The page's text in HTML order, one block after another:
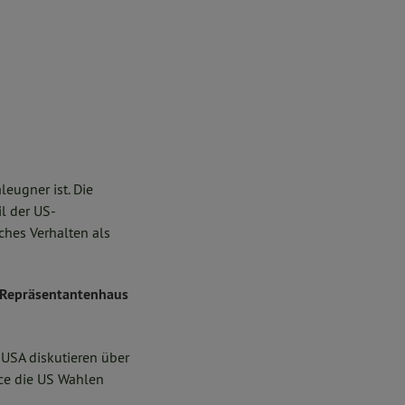
ist. Die
der US-
Verhalten als
diskutieren über
die US Wahlen